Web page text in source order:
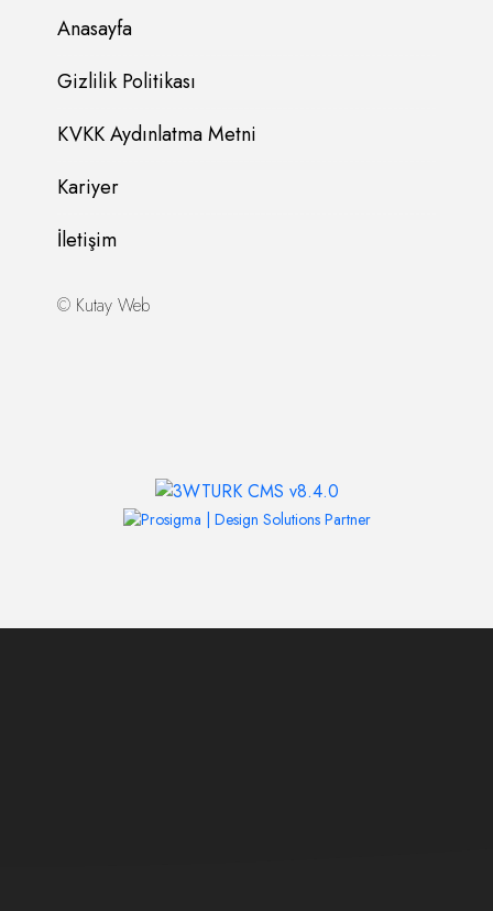
Anasayfa
Gizlilik Politikası
KVKK Aydınlatma Metni
Kariyer
İletişim
© Kutay Web